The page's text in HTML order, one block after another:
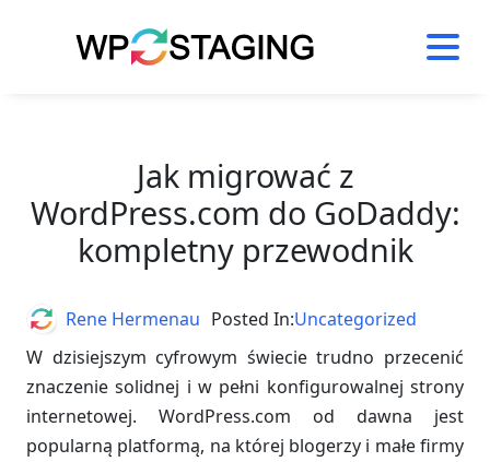
Jak migrować z
WordPress.com do GoDaddy:
kompletny przewodnik
W dzisiejszym cyfrowym świecie trudno przecenić
znaczenie solidnej i w pełni konfigurowalnej strony
internetowej. WordPress.com od dawna jest
popularną platformą, na której blogerzy i małe firmy
AuthorRene Hermenau Posted In:Uncategorized